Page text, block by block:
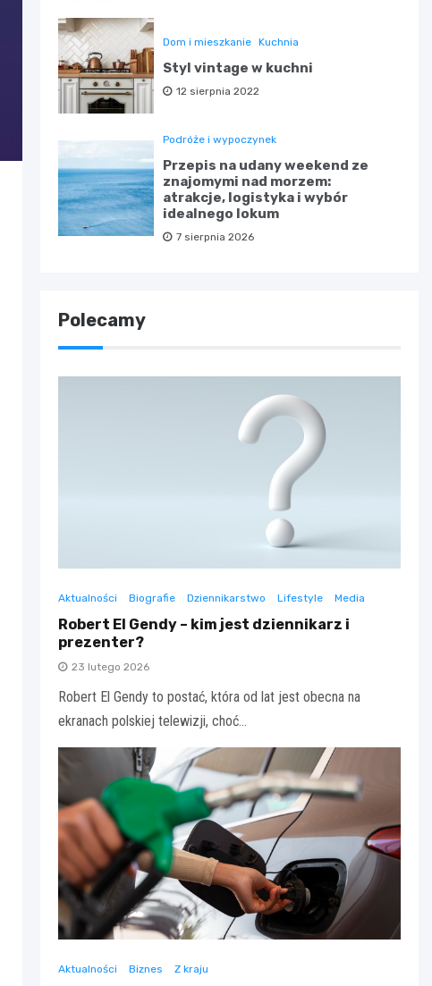
Dom i mieszkanie Kuchnia
Styl vintage w kuchni
12 sierpnia 2022
Podróże i wypoczynek
Przepis na udany weekend ze
znajomymi nad morzem:
atrakcje, logistyka i wybór
idealnego lokum
7 sierpnia 2026
Polecamy
Aktualności Biografie Dziennikarstwo Lifestyle Media
Robert El Gendy – kim jest dziennikarz i
prezenter?
23 lutego 2026
Robert El Gendy to postać, która od lat jest obecna na
ekranach polskiej telewizji, choć…
Aktualności Biznes Z kraju